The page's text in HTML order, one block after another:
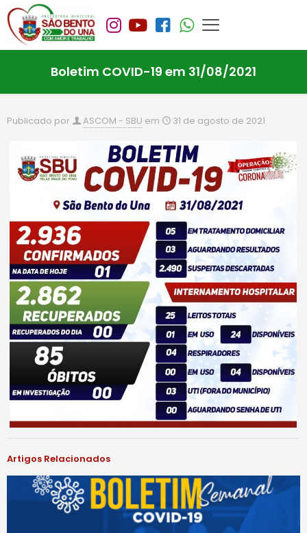
Boletim COVID-19 em 31/08/2021
Publicado por ASCOM - SBU em 31 de agosto de 2021
Artigos Relacionados